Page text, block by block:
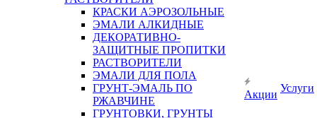
КРАСКИ АЭРОЗОЛЬНЫЕ
ЭМАЛИ АЛКИДНЫЕ
ДЕКОРАТИВНО-
ЗАЩИТНЫЕ ПРОПИТКИ
РАСТВОРИТЕЛИ
ЭМАЛИ ДЛЯ ПОЛА
ГРУНТ-ЭМАЛЬ ПО
РЖАВЧИНЕ
ГРУНТОВКИ, ГРУНТЫ
Акции
Услуги